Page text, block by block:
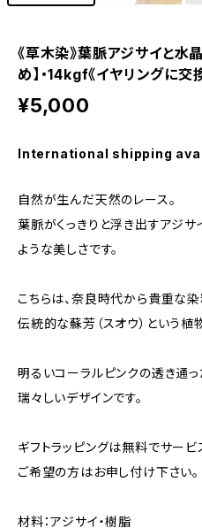
《草木染》葉脈アジサイと水
め】・14kgf《イヤリングに交
¥5,000
International shipping
自然が生んだ天然のレース。
葉脈がくっきりと浮き出すアジ
ような美しさです。
こちらは、奈良時代から貴重な
伝統的な蘇芳（スオウ）という植
明るいコーラルピンクの透き通
瑞々しいデザインです。
ギフトラッピングは無料でサービ
ご希望の方はお申し付け下さい。
材料：アジサイ・樹脂